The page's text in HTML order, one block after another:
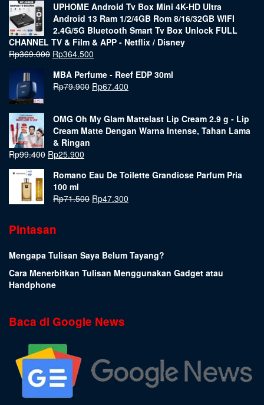
UPHOME Android Tv Box Mini 4K-HD Ultra
Android 13 Ram 1/2/4GB Rom 8/16/32GB WIFI
2.4G/5G Bluetooth Smart Tv Box Unlock FULL
CHANNEL TV & Film & APP - Netflix / Disney
Rp369.000 Rp364.500
MBA Perfume - Reef EDP 30ml
Rp79.900 Rp67.400
OMG Oh My Glam Mattelast Lip Cream 2.9 g - Lip
Cream Matte Dengan Warna Intense, Tahan Lama
& Ringan
Rp99.400 Rp25.900
Romano Eau De Toilette Grandiose Parfum Pria
100 ml
Rp71.500 Rp47.300
Pintasan
Mengapa Tulisan Saya Belum Tayang?
Cara Menerbitkan Tulisan Menggunakan Gadget atau
Handphone
Baca di Google News